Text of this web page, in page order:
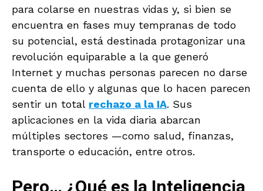
para colarse en nuestras vidas y, si bien se
encuentra en fases muy tempranas de todo
su potencial, está destinada protagonizar una
revolución equiparable a la que generó
Internet y muchas personas parecen no darse
cuenta de ello y algunas que lo hacen parecen
sentir un total rechazo a la IA. Sus
aplicaciones en la vida diaria abarcan
múltiples sectores —como salud, finanzas,
transporte o educación, entre otros.